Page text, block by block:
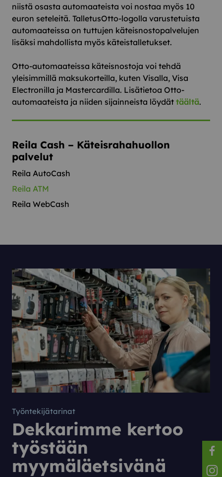
niistä osasta automaateista voi nostaa myös 10
euron seteleitä. TalletusOtto-logolla varustetuista
automaateissa on tuttujen käteisnostopalvelujen
lisäksi mahdollista myös käteistalletukset.
Otto-automaateissa käteisnostoja voi tehdä
yleisimmillä maksukorteilla, kuten Visalla, Visa
Electronilla ja Mastercardilla. Lisätietoa Otto-
automaateista ja niiden sijainneista löydät täältä.
Reila Cash – Käteisrahahuollon
palvelut
Reila AutoCash
Reila ATM
Reila WebCash
Työntekijätarinat
Dekkarimme kertoo
työstään
myymäläetsivänä